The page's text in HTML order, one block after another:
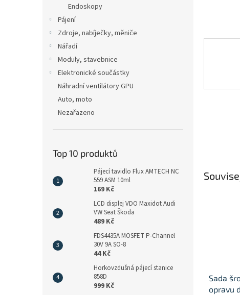
Endoskopy
Pájení
Zdroje, nabíječky, měniče
Nářadí
Moduly, stavebnice
Elektronické součástky
Náhradní ventilátory GPU
Auto, moto
Nezařazeno
Top 10 produktů
Pájecí tavidlo Flux AMTECH NC
559 ASM 10ml
169 Kč
LCD displej VDO Maxidot Audi
VW Seat Škoda
489 Kč
FDS4435A MOSFET P-Channel
30V 9A SO-8
44 Kč
Horkovzdušná pájecí stanice
858D
999 Kč
Sada
opravu